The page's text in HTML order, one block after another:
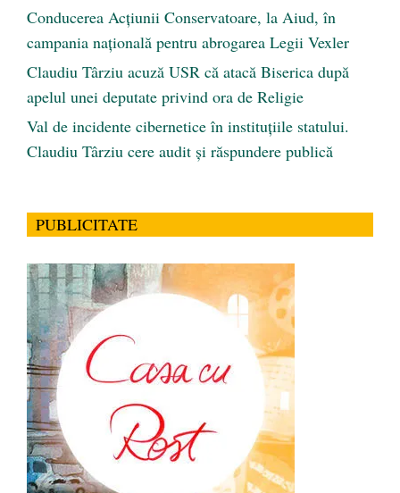
Conducerea Acțiunii Conservatoare, la Aiud, în
campania națională pentru abrogarea Legii Vexler
Claudiu Târziu acuză USR că atacă Biserica după
apelul unei deputate privind ora de Religie
Val de incidente cibernetice în instituțiile statului.
Claudiu Târziu cere audit și răspundere publică
PUBLICITATE